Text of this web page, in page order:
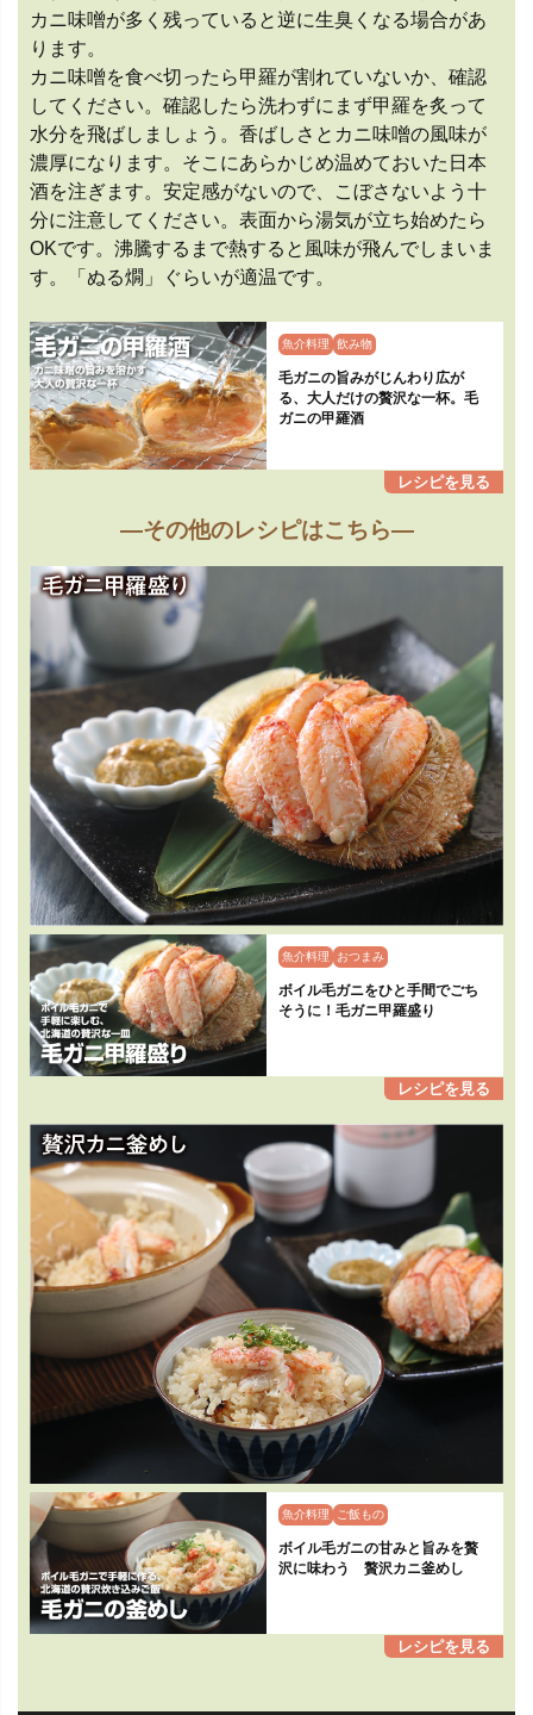
カニ味噌が多く残っていると逆に生臭くなる場合があ
ります。
カニ味噌を食べ切ったら甲羅が割れていないか、確認
してください。確認したら洗わずにまず甲羅を炙って
水分を飛ばしましょう。香ばしさとカニ味噌の風味が
濃厚になります。そこにあらかじめ温めておいた日本
酒を注ぎます。安定感がないので、こぼさないよう十
分に注意してください。表面から湯気が立ち始めたら
OKです。沸騰するまで熱すると風味が飛んでしまいま
す。「ぬる燗」ぐらいが適温です。
魚介料理 飲み物
毛ガニの旨みがじんわり広が
る、大人だけの贅沢な一杯。毛
ガニの甲羅酒
—その他のレシピはこちら—
魚介料理 おつまみ
ボイル毛ガニをひと手間でごち
そうに！毛ガニ甲羅盛り
魚介料理 ご飯もの
ボイル毛ガニの甘みと旨みを贅
沢に味わう 贅沢カニ釜めし